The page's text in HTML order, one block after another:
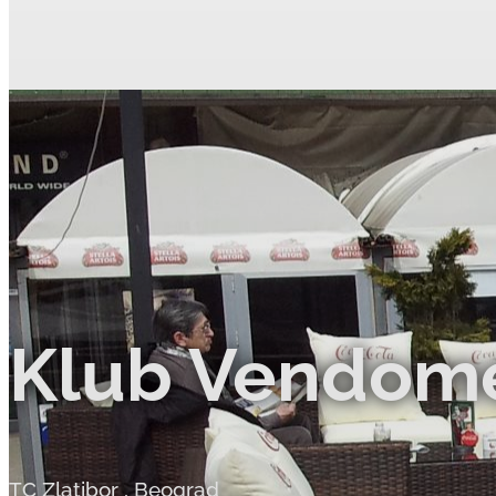
Klub
TC Zlatibor ,Beograd